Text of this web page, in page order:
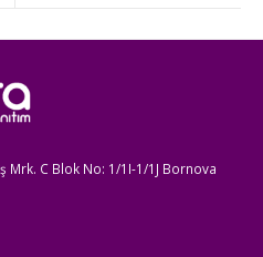
Mrk. C Blok No: 1/1I-1/1J Bornova